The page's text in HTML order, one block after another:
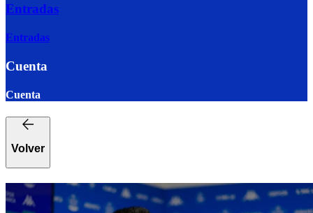
Entradas
Entradas
Cuenta
Cuenta
Volver